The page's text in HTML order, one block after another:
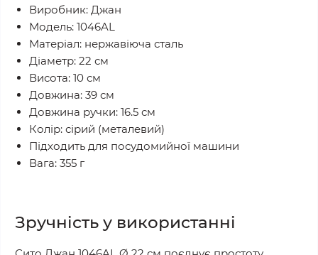
Виробник: Джан
Модель: 1046AL
Матеріал: нержавіюча сталь
Діаметр: 22 см
Висота: 10 см
Довжина: 39 см
Довжина ручки: 16.5 см
Колір: сірий (металевий)
Підходить для посудомийної машини
Вага: 355 г
Зручність у використанні